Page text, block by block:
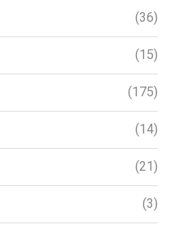
(36)
(15)
(175)
(14)
(21)
(3)